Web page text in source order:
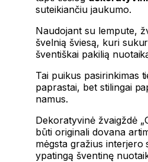
suteikiančiu jaukumo.
Naudojant su lempute,
švelnią šviesą, kuri
šventiškai pakilią
Tai puikus pasirinkimas
paprastai, bet stilingai
namus.
Dekoratyvinė žvaigždė
būti originali dovana
mėgsta gražius interjero
ypatingą šventinę